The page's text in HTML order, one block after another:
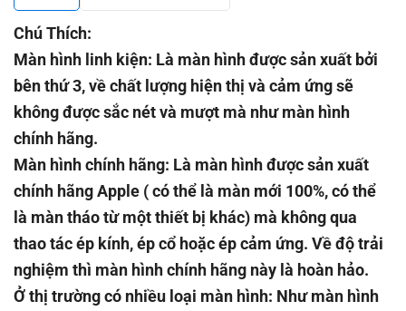
Chú Thích:
Màn hình linh kiện: Là màn hình được sản xuất bởi
bên thứ 3, về chất lượng hiện thị và cảm ứng sẽ
không được sắc nét và mượt mà như màn hình
chính hãng.
Màn hình chính hãng: Là màn hình được sản xuất
chính hãng Apple ( có thể là màn mới 100%, có thể
là màn tháo từ một thiết bị khác) mà không qua
thao tác ép kính, ép cổ hoặc ép cảm ứng. Về độ trải
nghiệm thì màn hình chính hãng này là hoàn hảo.
Ở thị trường có nhiều loại màn hình: Như màn hình